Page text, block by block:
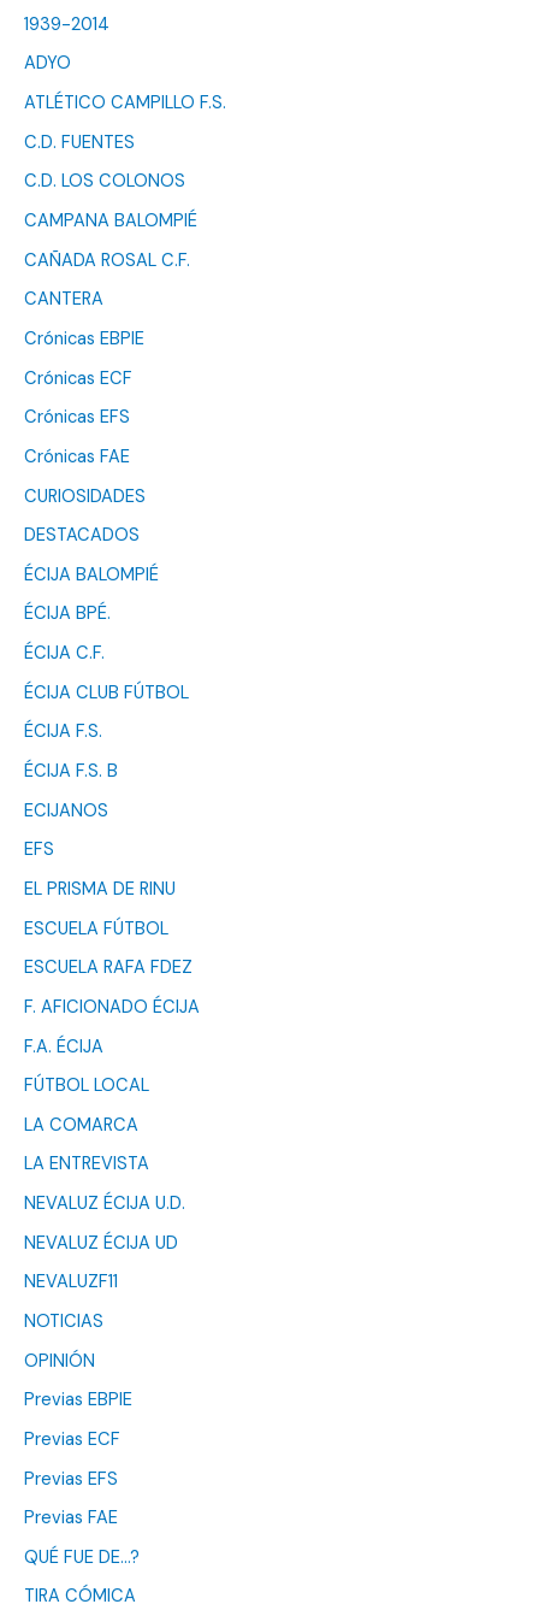
1939-2014
ADYO
ATLÉTICO CAMPILLO F.S.
C.D. FUENTES
C.D. LOS COLONOS
CAMPANA BALOMPIÉ
CAÑADA ROSAL C.F.
CANTERA
Crónicas EBPIE
Crónicas ECF
Crónicas EFS
Crónicas FAE
CURIOSIDADES
DESTACADOS
ÉCIJA BALOMPIÉ
ÉCIJA BPÉ.
ÉCIJA C.F.
ÉCIJA CLUB FÚTBOL
ÉCIJA F.S.
ÉCIJA F.S. B
ECIJANOS
EFS
EL PRISMA DE RINU
ESCUELA FÚTBOL
ESCUELA RAFA FDEZ
F. AFICIONADO ÉCIJA
F.A. ÉCIJA
FÚTBOL LOCAL
LA COMARCA
LA ENTREVISTA
NEVALUZ ÉCIJA U.D.
NEVALUZ ÉCIJA UD
NEVALUZF11
NOTICIAS
OPINIÓN
Previas EBPIE
Previas ECF
Previas EFS
Previas FAE
QUÉ FUE DE…?
TIRA CÓMICA